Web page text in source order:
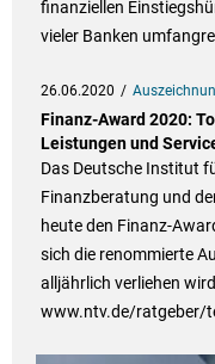
finanziellen
vieler Banken
26.06.2020
Finanz-Award 2020:
Leistungen und
Das Deutsche Institut
Finanzberatung und
heute den Finanz-
sich die renommierte
alljährlich verliehen
www.ntv.de/ratgeber/